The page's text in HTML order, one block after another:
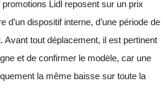
Lidl reposent sur un prix
dispositif interne, d’une période de
Avant tout déplacement, il est pertinent
et de confirmer le modèle, car une
la même baisse sur toute la